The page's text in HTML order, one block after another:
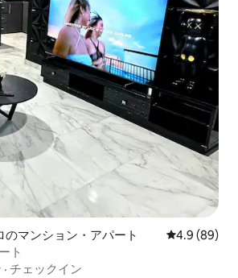
のマンション・アパート レビュー89
4.9 (89)
ト
· チェックイン